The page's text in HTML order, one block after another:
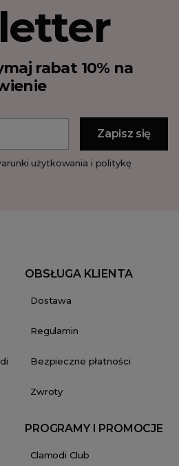
rabat 10% na
użytkowania i politykę
OBSŁUGA KLIENTA
Dostawa
Regulamin
Bezpieczne płatności
Zwroty
PROGRAMY I PROMOCJE
Clamodi Club